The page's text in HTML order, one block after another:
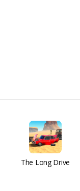
The Long Drive